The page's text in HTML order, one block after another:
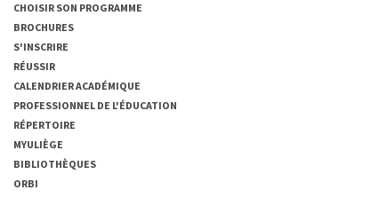
CHOISIR SON PROGRAMME
BROCHURES
S'INSCRIRE
RÉUSSIR
CALENDRIER ACADÉMIQUE
PROFESSIONNEL DE L'ÉDUCATION
RÉPERTOIRE
MYULIÈGE
BIBLIOTHÈQUES
ORBI